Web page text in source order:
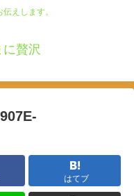
えします。
に贅沢
はてブ